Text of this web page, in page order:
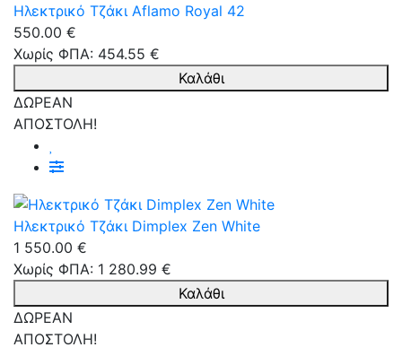
Ηλεκτρικό Τζάκι Aflamo Royal 42
550.00 €
Χωρίς ΦΠΑ: 454.55 €
Καλάθι
ΔΩΡΕΑΝ
ΑΠΟΣΤΟΛΗ!
Ηλεκτρικό Τζάκι Dimplex Zen White
1 550.00 €
Χωρίς ΦΠΑ: 1 280.99 €
Καλάθι
ΔΩΡΕΑΝ
ΑΠΟΣΤΟΛΗ!